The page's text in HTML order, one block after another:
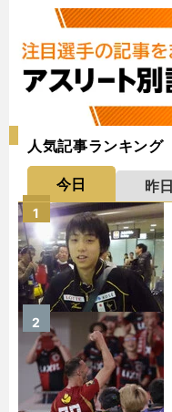
人気記事ランキング
今日 昨日
1
2